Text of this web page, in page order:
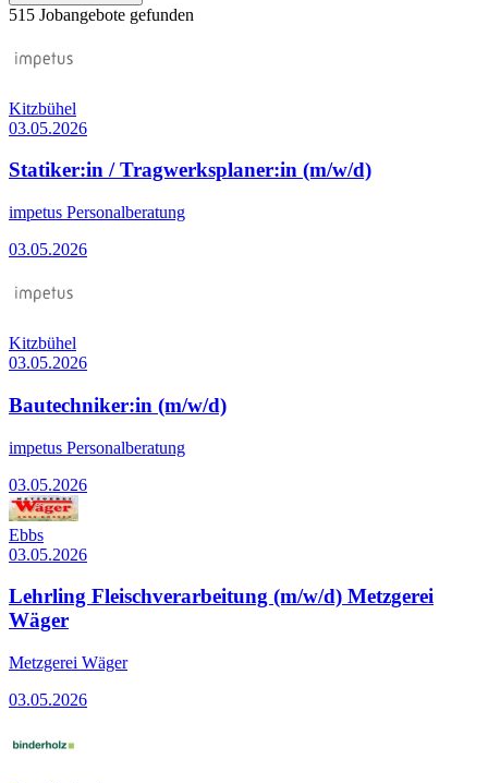
515 Jobangebote gefunden
Kitzbühel
03.05.2026
Statiker:in / Tragwerksplaner:in (m/w/d)
impetus Personalberatung
03.05.2026
Kitzbühel
03.05.2026
Bautechniker:in (m/w/d)
impetus Personalberatung
03.05.2026
Ebbs
03.05.2026
Lehrling Fleischverarbeitung (m/w/d) Metzgerei
Wäger
Metzgerei Wäger
03.05.2026